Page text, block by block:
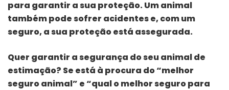
para garantir a sua proteção. Um animal
também pode sofrer acidentes e, com um
seguro, a sua proteção está assegurada.
Quer garantir a segurança do seu animal de
estimação? Se está à procura do “melhor
seguro animal” e “qual o melhor seguro para